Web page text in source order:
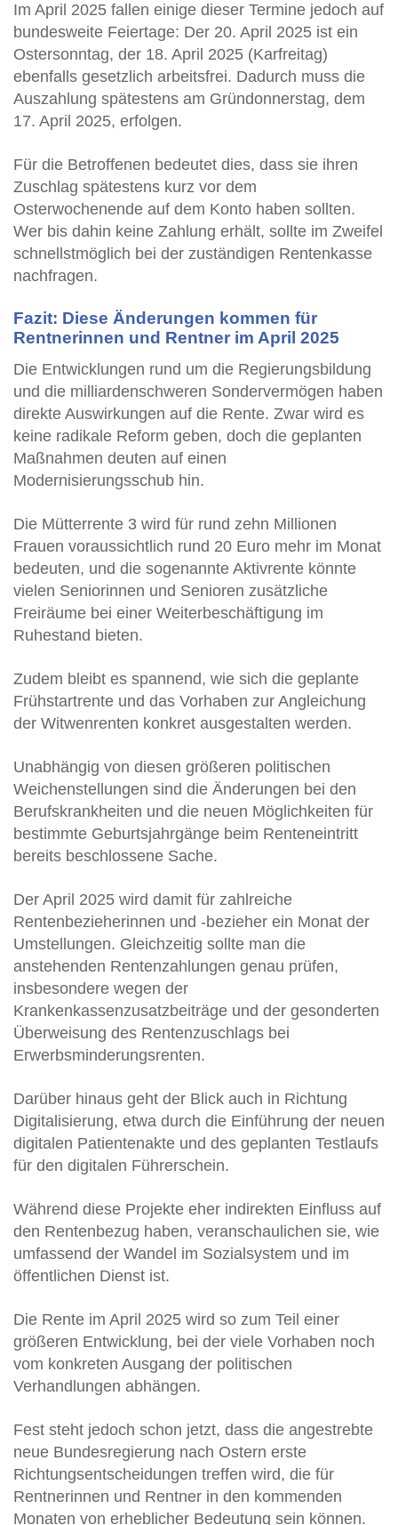
Im April 2025 fallen einige dieser Termine jedoch auf
bundesweite Feiertage: Der 20. April 2025 ist ein
Ostersonntag, der 18. April 2025 (Karfreitag)
ebenfalls gesetzlich arbeitsfrei. Dadurch muss die
Auszahlung spätestens am Gründonnerstag, dem
17. April 2025, erfolgen.
Für die Betroffenen bedeutet dies, dass sie ihren
Zuschlag spätestens kurz vor dem
Osterwochenende auf dem Konto haben sollten.
Wer bis dahin keine Zahlung erhält, sollte im Zweifel
schnellstmöglich bei der zuständigen Rentenkasse
nachfragen.
Fazit: Diese Änderungen kommen für
Rentnerinnen und Rentner im April 2025
Die Entwicklungen rund um die Regierungsbildung
und die milliardenschweren Sondervermögen haben
direkte Auswirkungen auf die Rente. Zwar wird es
keine radikale Reform geben, doch die geplanten
Maßnahmen deuten auf einen
Modernisierungsschub hin.
Die Mütterrente 3 wird für rund zehn Millionen
Frauen voraussichtlich rund 20 Euro mehr im Monat
bedeuten, und die sogenannte Aktivrente könnte
vielen Seniorinnen und Senioren zusätzliche
Freiräume bei einer Weiterbeschäftigung im
Ruhestand bieten.
Zudem bleibt es spannend, wie sich die geplante
Frühstartrente und das Vorhaben zur Angleichung
der Witwenrenten konkret ausgestalten werden.
Unabhängig von diesen größeren politischen
Weichenstellungen sind die Änderungen bei den
Berufskrankheiten und die neuen Möglichkeiten für
bestimmte Geburtsjahrgänge beim Renteneintritt
bereits beschlossene Sache.
Der April 2025 wird damit für zahlreiche
Rentenbezieherinnen und -bezieher ein Monat der
Umstellungen. Gleichzeitig sollte man die
anstehenden Rentenzahlungen genau prüfen,
insbesondere wegen der
Krankenkassenzusatzbeiträge und der gesonderten
Überweisung des Rentenzuschlags bei
Erwerbsminderungsrenten.
Darüber hinaus geht der Blick auch in Richtung
Digitalisierung, etwa durch die Einführung der neuen
digitalen Patientenakte und des geplanten Testlaufs
für den digitalen Führerschein.
Während diese Projekte eher indirekten Einfluss auf
den Rentenbezug haben, veranschaulichen sie, wie
umfassend der Wandel im Sozialsystem und im
öffentlichen Dienst ist.
Die Rente im April 2025 wird so zum Teil einer
größeren Entwicklung, bei der viele Vorhaben noch
vom konkreten Ausgang der politischen
Verhandlungen abhängen.
Fest steht jedoch schon jetzt, dass die angestrebte
neue Bundesregierung nach Ostern erste
Richtungsentscheidungen treffen wird, die für
Rentnerinnen und Rentner in den kommenden
Monaten von erheblicher Bedeutung sein können.